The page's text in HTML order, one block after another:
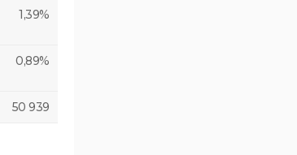
1,39%
0,89%
50 939